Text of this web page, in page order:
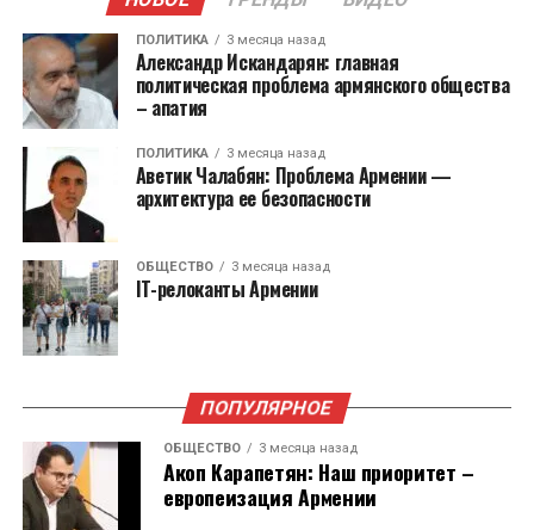
госслужащим по утверждённым квотам.
Функции обоих ведомств будут полностью
переданы государственному аудиту.
Также принято решение упразднить институт
бизнесомбудсмена. Он перестанет
существовать с 1 января 2026 года. Функции на
себя возьмет Министерство экономики.
Антикоррупционное бюро были учреждены
для выполнения рекомендаций Европейского
Союза в 2023 году.
ПОЛИТИКА 3 месяца назад
Александр Искандарян: главная
политическая проблема армянского общества
– апатия
ПОЛИТИКА 3 месяца назад
Аветик Чалабян: Проблема Армении —
архитектура ее безопасности
ОБЩЕСТВО 3 месяца назад
IT-релоканты Армении
ПОПУЛЯРНОЕ
ОБЩЕСТВО 3 месяца назад
Акоп Карапетян: Наш приоритет –
европеизация Армении